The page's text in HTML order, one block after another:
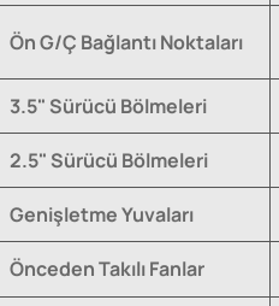
Ön G/Ç Bağlantı Noktaları
3.5" Sürücü Bölmeleri
2.5" Sürücü Bölmeleri
Genişletme Yuvaları
Önceden Takılı Fanlar